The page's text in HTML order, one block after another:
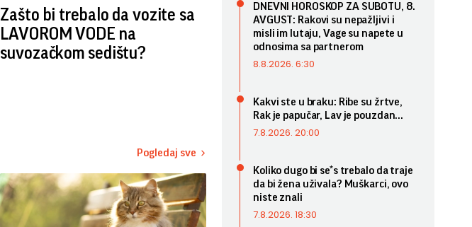
Zašto bi trebalo da vozite sa
LAVOROM VODE na
suvozačkom sedištu?
Pogledaj sve
DNEVNI HOROSKOP ZA SUBOTU, 8.
AVGUST: Rakovi su nepažljivi i
misli im lutaju, Vage su napete u
odnosima sa partnerom
8.8.2026. 6:30
Kakvi ste u braku: Ribe su žrtve,
Rak je papučar, Lav je pouzdan...
7.8.2026. 20:00
Koliko dugo bi se*s trebalo da traje
da bi žena uživala? Muškarci, ovo
niste znali
7.8.2026. 18:30